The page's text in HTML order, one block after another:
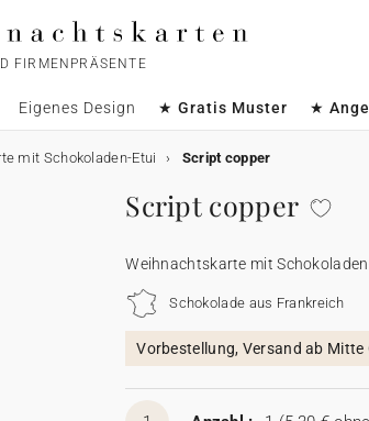
FIRMENPRÄSENTE
Eigenes Design ★ Gratis Muster ★
mit Schokoladen-Etui Script copper
Script copper
Weihnachtskarte mit
Schokolade aus Frankreich
Vorbestellung, Versand ab Mitte